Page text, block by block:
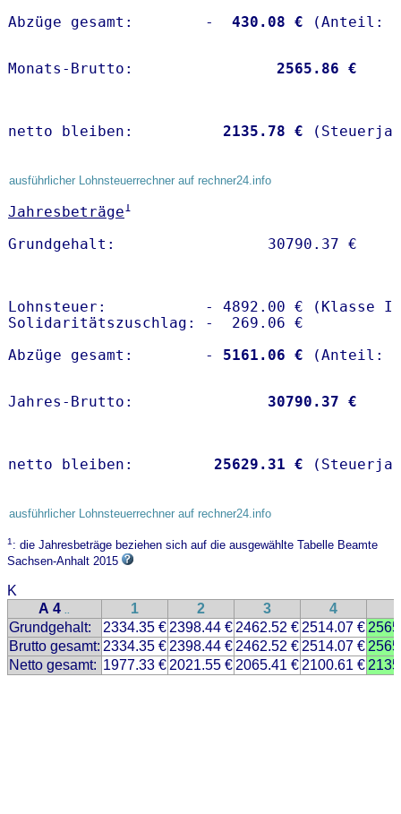
Abzüge gesamt:        -
  430.08 €
Monats-Brutto: 2565.86 €
netto bleiben: 2135.78 €
ausführlicher Lohnsteuerrechner auf rechner24.info
Jahresbeträge1
Lohnsteuer:           - 4892.00 € (Klasse I)
Solidaritätszuschlag: -  269.06 €
Abzüge gesamt:        -
5161.06 €
Jahres-Brutto: 30790.37 €
netto bleiben: 25629.31 €
ausführlicher Lohnsteuerrechner auf rechner24.info
1: die Jahresbeträge beziehen sich auf die ausgewählte Tabelle Beamte
Sachsen-Anhalt 2015
K
A 4 .. 1 2 3 4
Grundgehalt:
2334.35 € 2398.44 € 2462.52 € 2514.07 €
Brutto gesamt: 2334.35 € 2398.44 € 2462.52 € 2514.07 €
Netto gesamt: 1977.33 € 2021.55 € 2065.41 € 2100.61 €